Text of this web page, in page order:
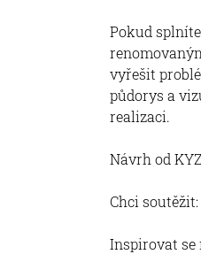
Pokud
vyřešit
půdorys a
realizaci.
Návrh od
Chci soutěžit:
Inspirovat se